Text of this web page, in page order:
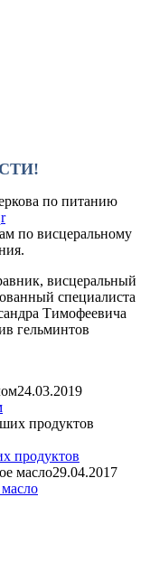
по питанию
по висцеральному
24.03.2019
продуктов
29.04.2017